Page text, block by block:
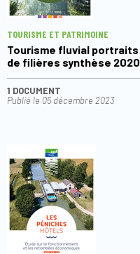
TOURISME ET PATRIMOINE
Tourisme fluvial portraits
de filières synthèse 2020
1 DOCUMENT
Publié le 05 décembre 2023